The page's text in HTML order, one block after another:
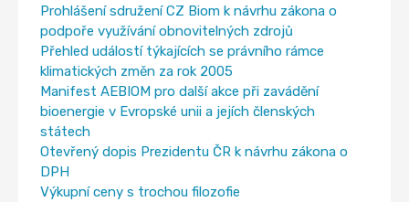
Prohlášení sdružení CZ Biom k návrhu zákona o
podpoře využívání obnovitelných zdrojů
Přehled událostí týkajících se právního rámce
klimatických změn za rok 2005
Manifest AEBIOM pro další akce při zavádění
bioenergie v Evropské unii a jejích členských
státech
Otevřený dopis Prezidentu ČR k návrhu zákona o
DPH
Výkupní ceny s trochou filozofie